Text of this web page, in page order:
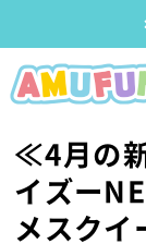
≪4月の
イズー
メスク